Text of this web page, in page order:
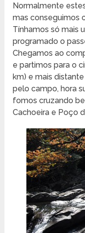
Normalmente
mas conseguimos
Tínhamos só mais
programado o
Chegamos ao
e partimos para o
km) e mais
pelo campo, hora
fomos cruzando
Cachoeira e Poço